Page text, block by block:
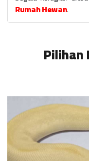
Rumah Hewan.
Pilihan